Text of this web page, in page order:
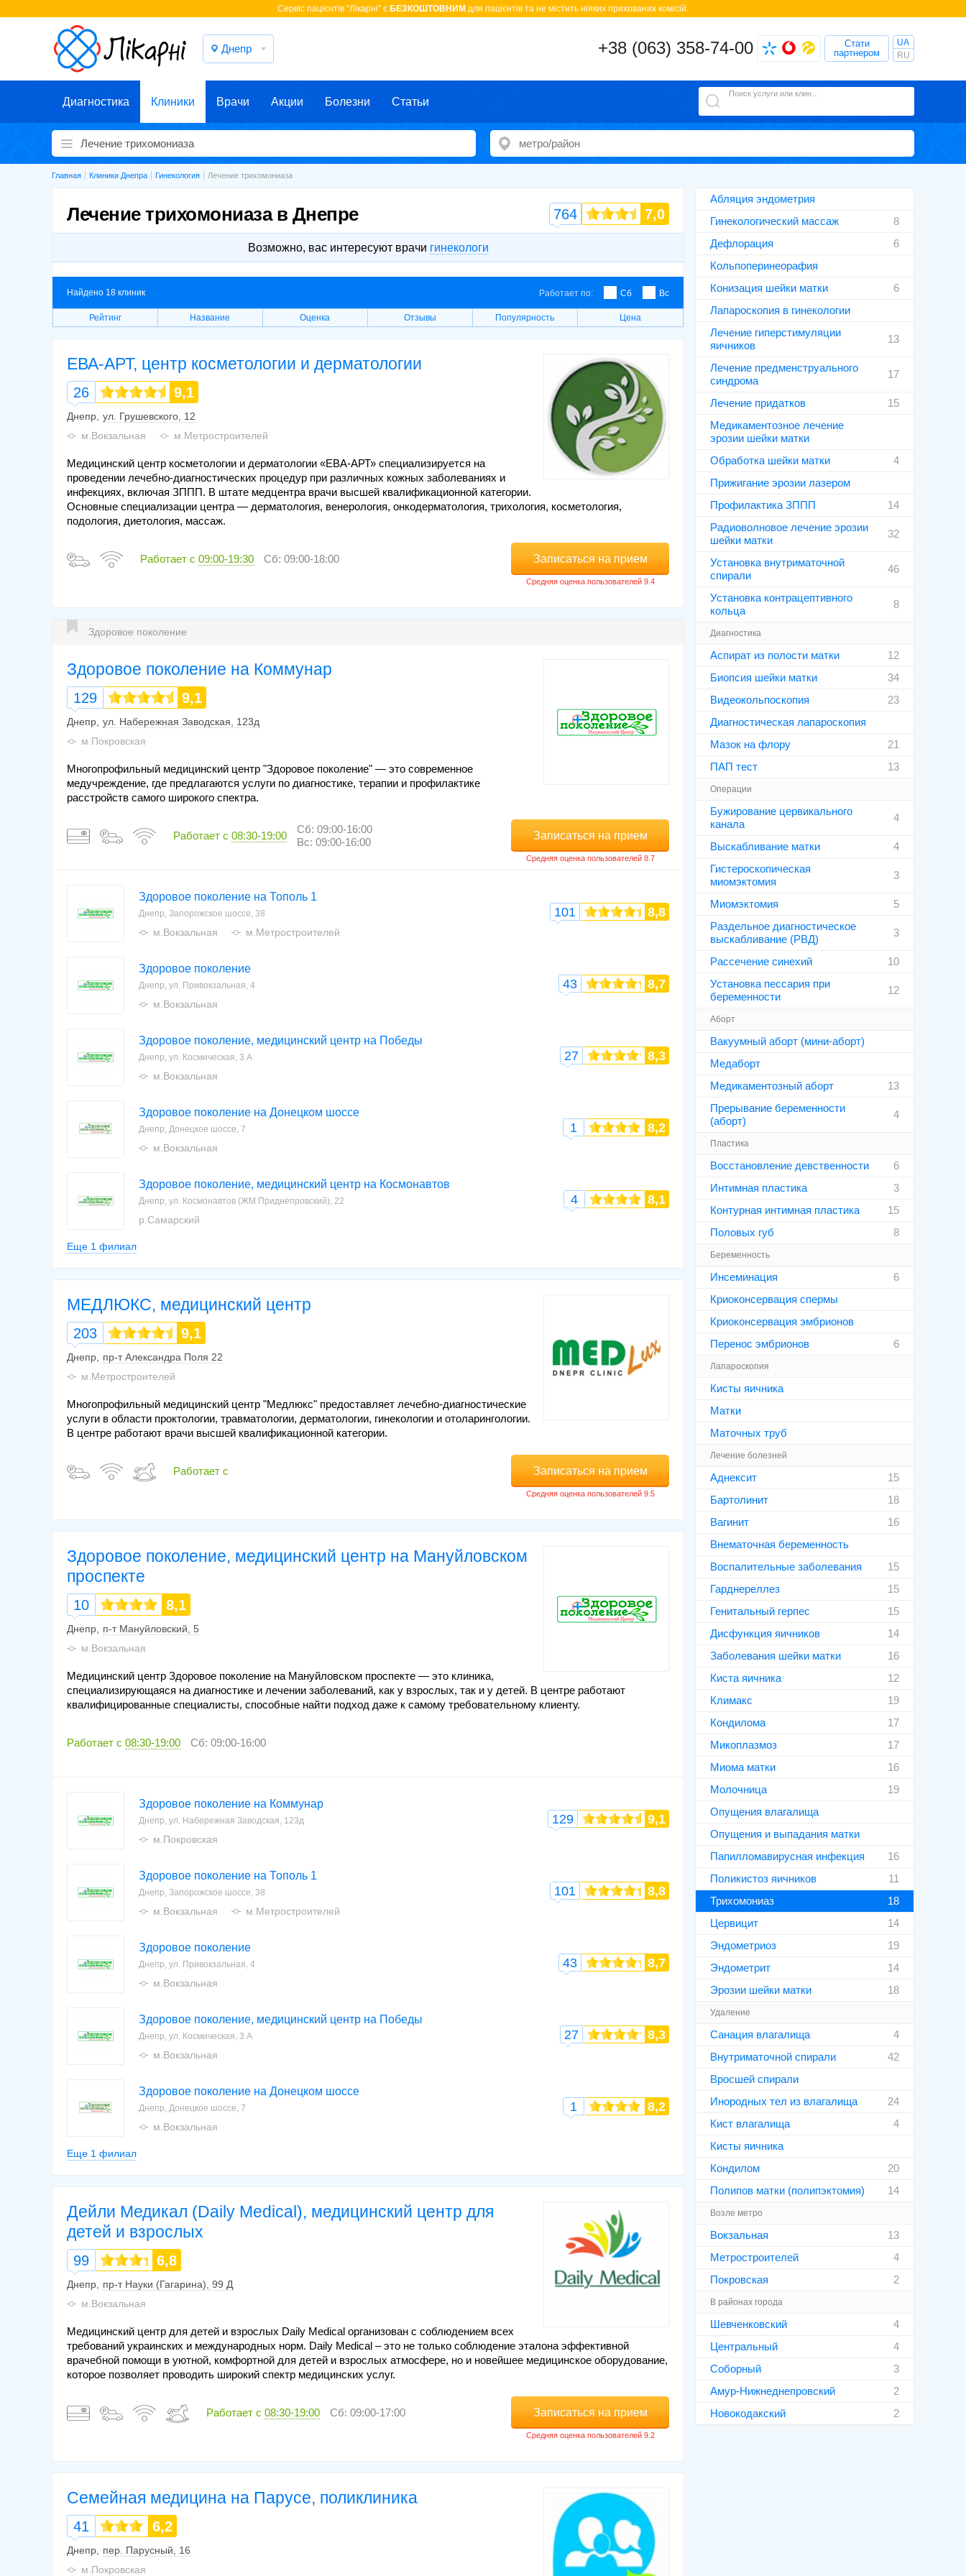
Cервіс пацієнтів "Лікарні" є БЕЗКОШТОВНИМ для пацієнтів та не містить ніяких прихованих комісій.
Днепр +38 (063) 358-74-00
Стати
партнером
UA
RU
Диагностика Клиники Врачи Акции Болезни Статьи
Главная Клиники Днепра Гинекология Лечение трихомониаза
Лечение трихомониаза в Днепре
Возможно, вас интересуют врачи гинекологи
764 7,0
Найдено 18 клиник Работает по: Сб Вс
Рейтинг Название Оценка Отзывы Популярность Цена
ЕВА-АРТ, центр косметологии и дерматологии
26 9,1
Днепр ул. Грушевского, 12
м.Вокзальная
м.Метростроителей
Медицинский центр косметологии и дерматологии «ЕВА-АРТ» специализируется на
проведении лечебно-диагностических процедур при различных кожных заболеваниях и
инфекциях, включая ЗППП. В штате медцентра врачи высшей квалификационной категории.
Основные специализации центра — дерматология, венерология, онкодерматология, трихология, косметология,
подология, диетология, массаж.
Работает с 09:00-19:30 Сб: 09:00-18:00 Записаться на прием
Здоровое поколение
Здоровое поколение на Коммунар
129 9,1
Днепр ул. Набережная Заводская, 123д
м.Покровская
Многопрофильный медицинский центр "Здоровое поколение" — это современное
медучреждение, где предлагаются услуги по диагностике, терапии и профилактике
расстройств самого широкого спектра.
Работает с 08:30-19:00
Сб: 09:00-16:00
Вс: 09:00-16:00
Записаться на прием
Здоровое поколение на Тополь 1
101 8,8
Днепр, Запорожское шоссе, 38
м.Вокзальная м.Метростроителей
Здоровое поколение
43 8,7
Днепр, ул. Привокзальная, 4
м.Вокзальная
Здоровое поколение, медицинский центр на Победы
27 8,3
Днепр, ул. Космическая, 3 А
м.Вокзальная
Здоровое поколение на Донецком шоссе
1 8,2
Днепр, Донецкое шоссе, 7
м.Вокзальная
Здоровое поколение, медицинский центр на Космонавтов
4 8,1
Днепр, ул. Космонавтов (ЖМ Приднепровский), 22
р.Самарский
Еще 1 филиал
МЕДЛЮКС, медицинский центр
203 9,1
Днепр
пр-т Александра Поля 22
м.Метростроителей
Многопрофильный медицинский центр "Медлюкс" предоставляет лечебно-диагностические
услуги в области проктологии, травматологии, дерматологии, гинекологии и отоларингологии.
В центре работают врачи высшей квалификационной категории.
Работает с Записаться на прием
Здоровое поколение, медицинский центр на Мануйловском
проспекте
10 8,1
Днепр
п-т Мануйловский, 5
м.Вокзальная
Медицинский центр Здоровое поколение на Мануйловском проспекте — это клиника,
специализирующаяся на диагностике и лечении заболеваний, как у взрослых, так и у детей. В центре работают
квалифицированные специалисты, способные найти подход даже к самому требовательному клиенту.
Работает с 08:30-19:00 Сб: 09:00-16:00
Здоровое поколение на Коммунар
129 9,1
Днепр, ул. Набережная Заводская, 123д
м.Покровская
Здоровое поколение на Тополь 1
101 8,8
Днепр, Запорожское шоссе, 38
м.Вокзальная м.Метростроителей
Здоровое поколение
43 8,7
Днепр, ул. Привокзальная, 4
м.Вокзальная
Здоровое поколение, медицинский центр на Победы
27 8,3
Днепр, ул. Космическая, 3 А
м.Вокзальная
Здоровое поколение на Донецком шоссе
1 8,2
Днепр, Донецкое шоссе, 7
м.Вокзальная
Еще 1 филиал
Дейли Медикал (Daily Medical), медицинский центр для
детей и взрослых
99 6,8
Днепр
пр-т Науки (Гагарина), 99 Д
м.Вокзальная
Медицинский центр для детей и взрослых Daily Medical организован с соблюдением всех
требований украинских и международных норм. Daily Medical – это не только соблюдение эталона эффективной
врачебной помощи в уютной, комфортной для детей и взрослых атмосфере, но и новейшее медицинское оборудование,
которое позволяет проводить широкий спектр медицинских услуг.
Работает с 08:30-19:00 Сб: 09:00-17:00 Записаться на прием
Семейная медицина на Парусе, поликлиника
41 6,2
Днепр
пер. Парусный, 16
м.Покровская
Абляция эндометрия
Гинекологический массаж
8
Дефлорация
6
Кольпоперинеорафия
Конизация шейки матки
6
Лапароскопия в гинекологии
Лечение гиперстимуляции
яичников
13
Лечение предменструального
синдрома
17
Лечение придатков
15
Медикаментозное лечение
эрозии шейки матки
Обработка шейки матки
4
Прижигание эрозии лазером
Профилактика ЗППП
14
Радиоволновое лечение эрозии
шейки матки
32
Установка внутриматочной
спирали
46
Установка контрацептивного
кольца
8
Диагностика
Аспират из полости матки
12
Биопсия шейки матки
34
Видеокольпоскопия
23
Диагностическая лапароскопия
Мазок на флору
21
ПАП тест
13
Операции
Бужирование цервикального
канала
4
Выскабливание матки
4
Гистероскопическая
миомэктомия
3
Миомэктомия
5
Раздельное диагностическое
выскабливание (РВД)
3
Рассечение синехий
10
Установка пессария при
беременности
12
Аборт
Вакуумный аборт (мини-аборт)
Медаборт
Медикаментозный аборт
13
Прерывание беременности
(аборт)
4
Пластика
Восстановление девственности
6
Интимная пластика
3
Контурная интимная пластика
15
Половых губ
8
Беременность
Инсеминация
6
Криоконсервация спермы
Криоконсервация эмбрионов
Перенос эмбрионов
6
Лапароскопия
Кисты яичника
Матки
Маточных труб
Лечение болезней
Аднексит
15
Бартолинит
18
Вагинит
16
Внематочная беременность
Воспалительные заболевания
15
Гарднереллез
15
Генитальный герпес
15
Дисфункция яичников
14
Заболевания шейки матки
16
Киста яичника
12
Климакс
19
Кондилома
17
Микоплазмоз
17
Миома матки
16
Молочница
19
Опущения влагалища
Опущения и выпадания матки
Папилломавирусная инфекция
16
Поликистоз яичников
11
Трихомониаз
18
Цервицит
14
Эндометриоз
19
Эндометрит
14
Эрозии шейки матки
18
Удаление
Санация влагалища
4
Внутриматочной спирали
42
Вросшей спирали
Инородных тел из влагалища
24
Кист влагалища
4
Кисты яичника
Кондилом
20
Полипов матки (полипэктомия)
14
Возле метро
Вокзальная
13
Метростроителей
4
Покровская
2
В районах города
Шевченковский
4
Центральный
4
Соборный
3
Амур-Нижнеднепровский
2
Новокодакский
2